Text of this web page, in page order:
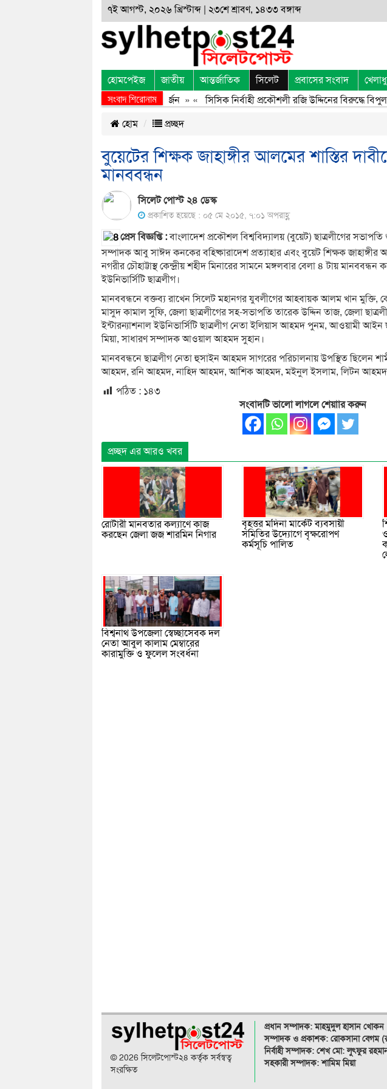
৭ই আগস্ট, ২০২৬ খ্রিস্টাব্দ | ২৩শে শ্রাবণ, ১৪৩৩ বঙ্গাব্দ
হোমপেইজ জাতীয় আন্তর্জাতিক সিলেট প্রবাসের সংবাদ
সংবাদ শিরোনাম
জুলাই অভ্যুত্থানের অর্জন, বর্জন ও বিসর্জন » « সিসিক নির্বাহী প্রকৌশলী রজি উদ্দিনের বিরুদ্ধে
হোম
প্রচ্ছদ
বুয়েটের শিক্ষক জাহাঙ্গীর আলমের শাস্তির
মানববন্ধন
সিলেট পোস্ট ২৪ ডেস্ক
প্রকাশিত হয়েছে : ০৫ মে ২০১৫, ৭:০১ অপরাহ্ণ
প্রেস বিজ্ঞপ্তি :বাংলাদেশ প্রকৌশল বিশ্ববিদ্যালয় (বুয়েট) ছাত্রলীগের
সম্পাদক আবু সাঈদ কনকের বহিষ্কারাদেশ প্রত্যাহার এবং বুয়েট শিক্ষক জাহাঙ্গীর
নগরীর চৌহাট্টাস্থ কেন্দ্রীয় শহীদ মিনারের সামনে মঙ্গলবার বেলা ৪ টায় মানববন্ধন
ইউনিভার্সিটি ছাত্রলীগ।
মানববন্ধনে বক্তব্য রাখেন সিলেট মহানগর যুবলীগের আহবায়ক আলম খান মুক্তি,
মাসুদ কামাল সুফি, জেলা ছাত্রলীগের সহ-সভাপতি তারেক উদ্দিন তাজ, জেলা
ইন্টারন্যাশনাল ইউনিভার্সিটি ছাত্রলীগ নেতা ইলিয়াস আহমদ পুনম, আওয়ামী আইন
মিয়া, সাধারণ সম্পাদক আওয়াল আহমদ সুহান।
মানববন্ধনে ছাত্রলীগ নেতা হুসাইন আহমদ সাগরের পরিচালনায় উপস্থিত
আহমদ, রনি আহমদ, নাহিদ আহমদ, আশিক আহমদ, মইনুল ইসলাম, লিটন
পঠিত : ১৪৩
সংবাদটি ভালো লাগলে শেয়াার করুন
প্রচ্ছদ এর আরও খবর
রোটারী মানবতার কল্যাণে কাজ
করছেন জেলা জজ শারমিন নিগার
বৃহত্তর মদিনা মার্কেট ব্যবসায়ী
সমিতির উদ্যোগে বৃক্ষরোপণ
কর্মসূচি পালিত
বিশ্বনাথ উপজেলা স্বেচ্ছাসেবক দল
নেতা আবুল কালাম মেম্বারের
কারামুক্তি ও ফুলেল সংবর্ধনা
© 2026 সিলেটপোস্ট২৪ কর্তৃক সর্বস্বত্ব
সংরক্ষিত
প্রধান সম্পাদক: মাহমুদুল হাসান খোকন
সম্পাদক ও প্রকাশক: রোকসানা বেগম
নির্বাহী সম্পাদক: শেখ মো: লুৎফুর
সহকারী সম্পাদক: শামিম মিয়া